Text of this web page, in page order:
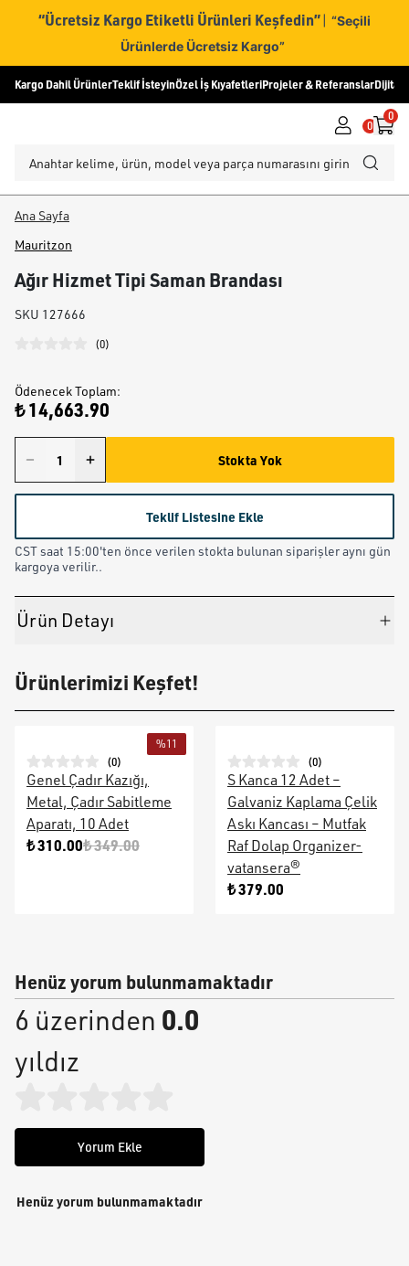
“Ücretsiz Kargo Etiketli Ürünleri Keşfedin” | “Seçili
Ürünlerde Ücretsiz Kargo”
Kargo Dahil ÜrünlerTeklif İsteyinÖzel İş KıyafetleriProjeler & ReferanslarDijital
0
0
Ana Sayfa
Mauritzon
Ağır Hizmet Tipi Saman Brandası
SKU 127666
(0)
Ödenecek Toplam:
₺ 14,663.90
Stokta Yok
Teklif Listesine Ekle
CST saat 15:00'ten önce verilen stokta bulunan siparişler aynı gün
kargoya verilir..
Ürün Detayı
Ürünlerimizi Keşfet!
%11
(0)
Genel Çadır Kazığı,
Metal, Çadır Sabitleme
Aparatı, 10 Adet
₺ 310.00₺ 349.00
(0)
S Kanca 12 Adet –
Galvaniz Kaplama Çelik
Askı Kancası – Mutfak
Raf Dolap Organizer-
vatansera®
₺ 379.00
Henüz yorum bulunmamaktadır
6 üzerinden 0.0
yıldız
Yorum Ekle
Henüz yorum bulunmamaktadır